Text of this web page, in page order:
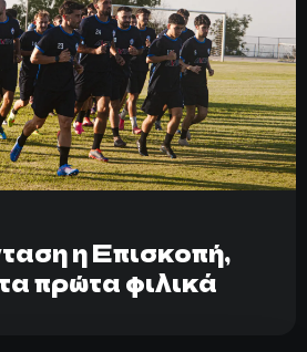
η Επισκοπή,
πρώτα φιλικά